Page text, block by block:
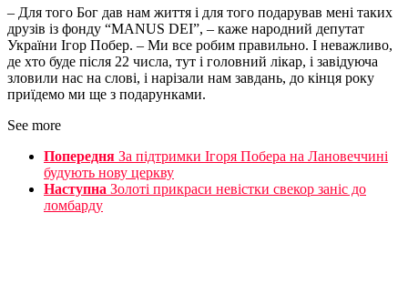
– Для того Бог дав нам життя і для того подарував мені таких
друзів із фонду “MANUS DEI”, – каже народний депутат
України Ігор Побер. – Ми все робим правильно. І неважливо,
де хто буде після 22 числа, тут і головний лікар, і завідуюча
зловили нас на слові, і нарізали нам завдань, до кінця року
приїдемо ми ще з подарунками.
See more
Попередня За підтримки Ігоря Побера на Лановеччині
будують нову церкву
Наступна Золоті прикраси невістки свекор заніс до
ломбарду